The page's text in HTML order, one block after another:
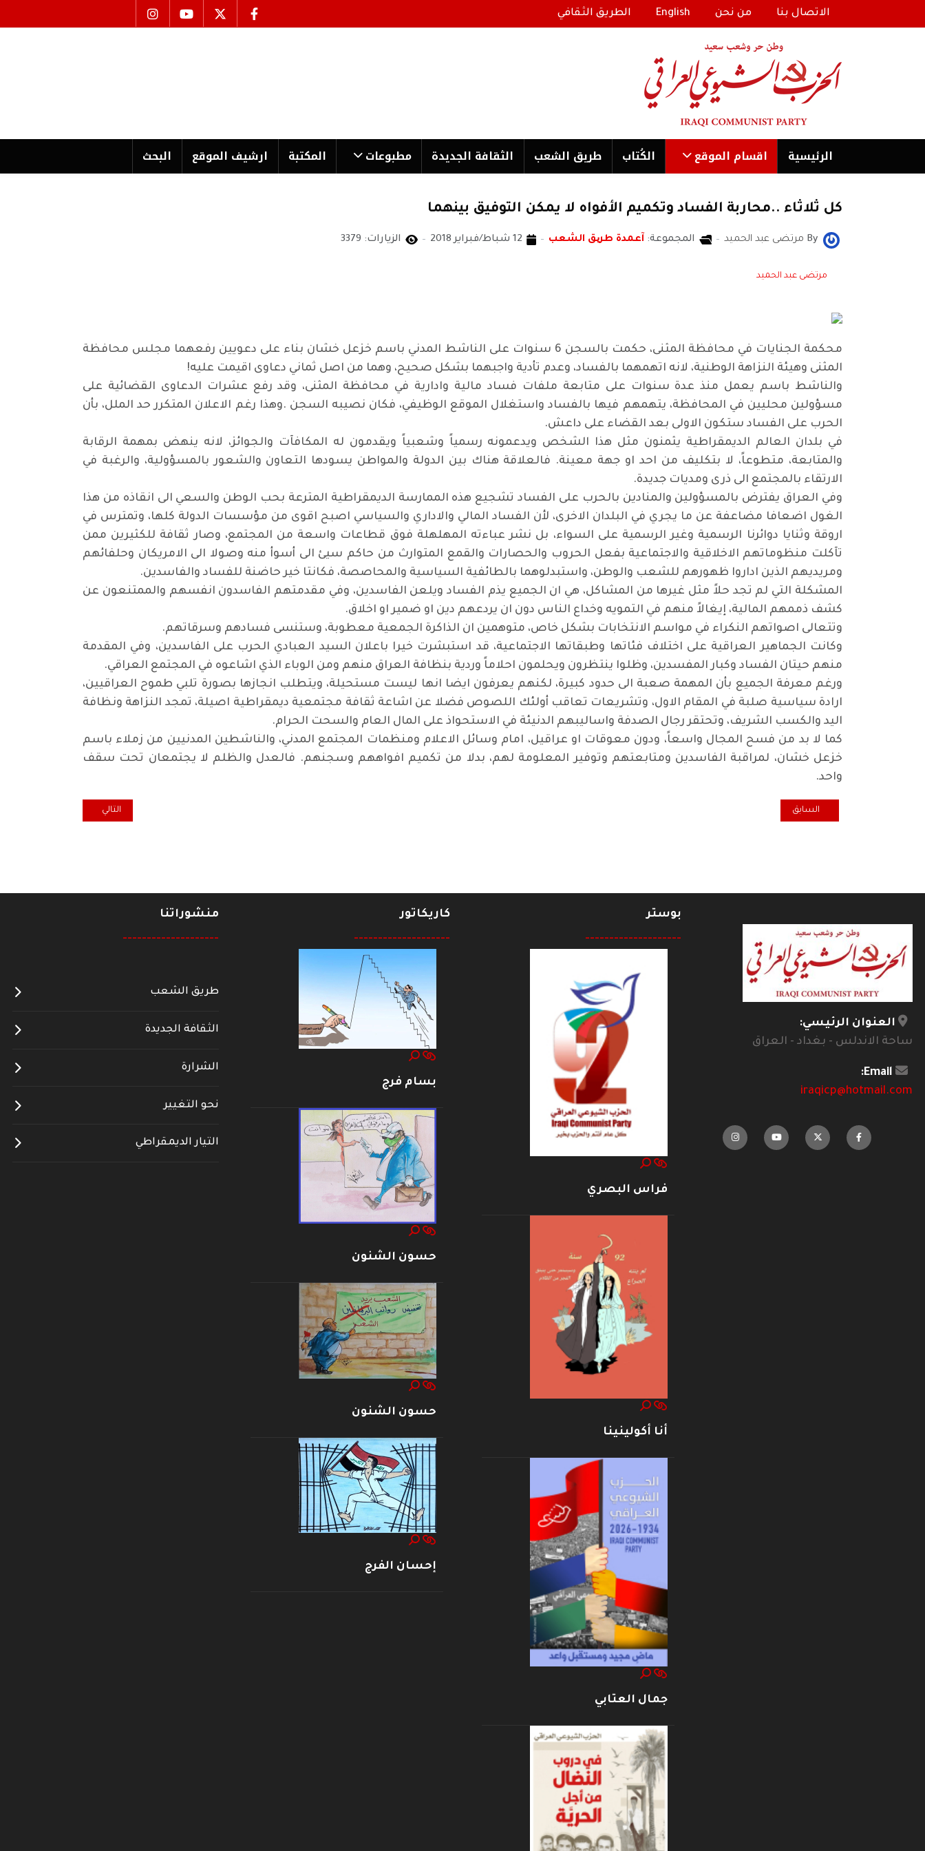
الاتصال بنا من نحن English الطريق الثقافي
الرئیسية اقسام الموقع الكُتاب طریق الشعب الثقافة الجدیدة مطبوعات المكتبة ارشیف الموقع البحث
كل ثلاثاء ..محاربة الفساد وتكميم الأفواه لا يمكن التوفيق بينهما
By مرتضى عبد الحميد المجموعة: آعمدة طریق الشعب 12 شباط/فبراير 2018 الزيارات: 3379
مرتضى عبد الحميد
محكمة الجنايات في محافظة المثنى، حكمت بالسجن 6 سنوات على الناشط المدني باسم خزعل خشان بناء على دعويين رفعهما مجلس محافظة
المثنى وهيئة النزاهة الوطنية، لانه اتهمهما بالفساد، وعدم تأدية واجبهما بشكل صحيح، وهما من اصل ثماني دعاوى اقيمت عليه!
والناشط باسم يعمل منذ عدة سنوات على متابعة ملفات فساد مالية وادارية في محافظة المثنى، وقد رفع عشرات الدعاوى القضائية على
مسؤولين محليين في المحافظة، يتهمهم فيها بالفساد واستغلال الموقع الوظيفي، فكان نصيبه السجن .وهذا رغم الاعلان المتكرر حد الملل، بأن
الحرب على الفساد ستكون الاولى بعد القضاء على داعش.
في بلدان العالم الديمقراطية يثمنون مثل هذا الشخص ويدعمونه رسمياً وشعبياً ويقدمون له المكافآت والجوائز، لانه ينهض بمهمة الرقابة
والمتابعة، متطوعاً، لا بتكليف من احد او جهة معينة. فالعلاقة هناك بين الدولة والمواطن يسودها التعاون والشعور بالمسؤولية، والرغبة في
الارتقاء بالمجتمع الى ذرى ومديات جديدة.
وفي العراق يفترض بالمسؤولين والمنادين بالحرب على الفساد تشجيع هذه الممارسة الديمقراطية المترعة بحب الوطن والسعي الى انقاذه من هذا
الغول اضعافا مضاعفة عن ما يجري في البلدان الاخرى، لأن الفساد المالي والاداري والسياسي اصبح اقوى من مؤسسات الدولة كلها، وتمترس في
اروقة وثنايا دوائرنا الرسمية وغير الرسمية على السواء، بل نشر عباءته المهلهلة فوق قطاعات واسعة من المجتمع، وصار ثقافة للكثيرين ممن
تآكلت منظوماتهم الاخلاقية والاجتماعية بفعل الحروب والحصارات والقمع المتوارث من حاكم سيئ الى أسوأ منه وصولا الى الامريكان وحلفائهم
ومريديهم الذين اداروا ظهورهم للشعب والوطن، واستبدلوهما بالطائفية السياسية والمحاصصة، فكانتا خير حاضنة للفساد والفاسدين.
المشكلة التي لم تجد حلاً مثل غيرها من المشاكل، هي ان الجميع يذم الفساد ويلعن الفاسدين، وفي مقدمتهم الفاسدون انفسهم والممتنعون عن
كشف ذممهم المالية، إيغالاً منهم في التمويه وخداع الناس دون ان يردعهم دين او ضمير او اخلاق.
وتتعالى اصواتهم النكراء في مواسم الانتخابات بشكل خاص، متوهمين ان الذاكرة الجمعية معطوبة، وستنسى فسادهم وسرقاتهم.
وكانت الجماهير العراقية على اختلاف فئاتها وطبقاتها الاجتماعية، قد استبشرت خيرا باعلان السيد العبادي الحرب على الفاسدين، وفي المقدمة
منهم حيتان الفساد وكبار المفسدين، وظلوا ينتظرون ويحلمون احلاماً وردية بنظافة العراق منهم ومن الوباء الذي اشاعوه في المجتمع العراقي.
ورغم معرفة الجميع بأن المهمة صعبة الى حدود كبيرة، لكنهم يعرفون ايضا انها ليست مستحيلة، ويتطلب انجازها بصورة تلبي طموح العراقيين،
ارادة سياسية صلبة في المقام الاول، وتشريعات تعاقب أولئك اللصوص فضلا عن اشاعة ثقافة مجتمعية ديمقراطية اصيلة، تمجد النزاهة ونظافة
اليد والكسب الشريف، وتحتقر رجال الصدفة واساليبهم الدنيئة في الاستحواذ على المال العام والسحت الحرام.
كما لا بد من فسح المجال واسعاً، ودون معوقات او عراقيل، امام وسائل الاعلام ومنظمات المجتمع المدني، والناشطين المدنيين من زملاء باسم
خزعل خشان، لمراقبة الفاسدين ومتابعتهم وتوفير المعلومة لهم، بدلا من تكميم افواههم وسجنهم. فالعدل والظلم لا يجتمعان تحت سقف
واحد.
المقال السابق: نقطة ضوء.. يوم الشهيد والماضي السعيد!
السابق المقال التالي: ليس مجرد
التالي
العنوان الرئيسي:
ساحة الاندلس - بغداد - العراق
Email:
iraqicp@hotmail.com
بوستر
--------------------
فراس البصري
أنا أكولينينا
جمال العتابي
كاريكاتور
--------------------
بسام فرج
حسون الشنون
حسون الشنون
إحسان الفرج
منشوراتنا
--------------------
طريق الشعب
الثقافة الجديدة
الشرارة
نحو التغيير
التيار الديمقراطي